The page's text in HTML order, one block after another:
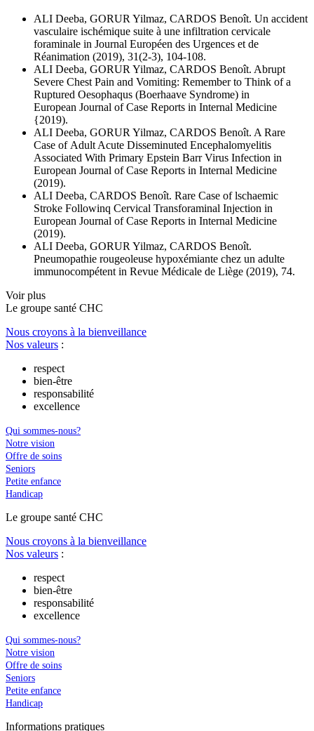
ALI Deeba, GORUR Yilmaz, CARDOS Benoît. Un accident
vasculaire ischémique suite à une infiltration cervicale
foraminale in Journal Européen des Urgences et de
Réanimation (2019), 31(2-3), 104-108.
ALI Deeba, GORUR Yilmaz, CARDOS Benoît. Abrupt
Severe Chest Pain and Vomiting: Remember to Think of a
Ruptured Oesophaqus (Boerhaave Syndrome) in
European Journal of Case Reports in Internal Medicine
{2019).
ALI Deeba, GORUR Yilmaz, CARDOS Benoît. A Rare
Case of Adult Acute Disseminuted Encephalomyelitis
Associated With Primary Epstein Barr Virus Infection in
European Journal of Case Reports in Internal Medicine
(2019).
ALI Deeba, CARDOS Benoît. Rare Case of lschaemic
Stroke Followinq Cervical Transforaminal Injection in
European Journal of Case Reports in Internal Medicine
(2019).
ALI Deeba, GORUR Yilmaz, CARDOS Benoît.
Pneumopathie rougeoleuse hypoxémiante chez un adulte
immunocompétent in Revue Médicale de Liège (2019), 74.
Voir plus
Le groupe santé CHC
Nous croyons à la bienveillance
Nos valeurs :
respect
bien-être
responsabilité
excellence
Qui sommes-nous?
Notre vision
Offre de soins
Seniors
Petite enfance
Handicap
Le groupe santé CHC
Nous croyons à la bienveillance
Nos valeurs :
respect
bien-être
responsabilité
excellence
Qui sommes-nous?
Notre vision
Offre de soins
Seniors
Petite enfance
Handicap
Informations pratiques